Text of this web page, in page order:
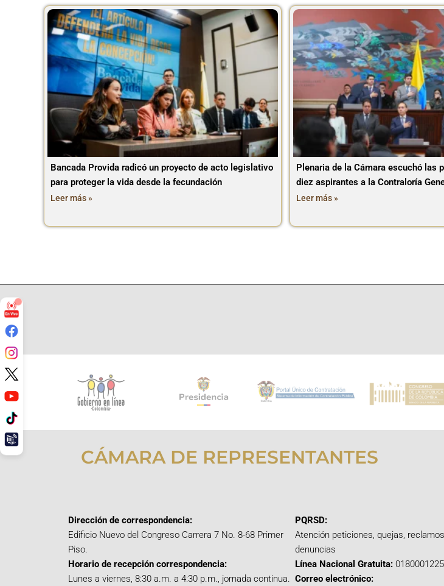
Bancada Provida radicó un proyecto de acto legislativo
para proteger la vida desde la fecundación
Leer más »
Plenaria de la Cámara escuchó las
diez aspirantes a la Contraloría
Leer más »
CÁMARA DE REPRESENTANTES
Dirección de correspondencia:
Edificio Nuevo del Congreso Carrera 7 No. 8-68 Primer
Piso.
Horario de recepción correspondencia:
Lunes a viernes, 8:30 a.m. a 4:30 p.m., jornada continua.
PQRSD:
Atención peticiones, quejas,
denuncias
Línea Nacional Gratuita:
Correo electrónico: